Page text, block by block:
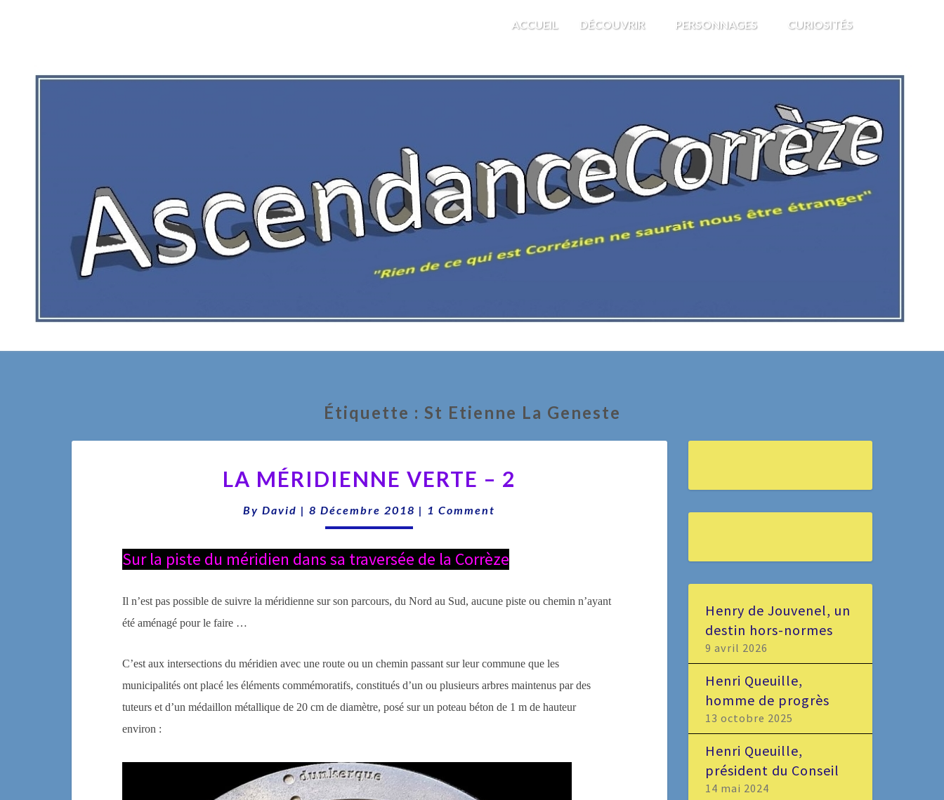
ACCUEIL DÉCOUVRIR PERSONNAGES CURIOSITÉS
Étiquette : St Etienne La Geneste
MÉRIDIENNE
–
2
LA MÉRIDIENNE VERTE – 2
ByDavid |8 Décembre 2018 | Comments
1 Comment
Sur la piste du méridien dans sa traversée de la Corrèze
Il n’est pas possible de suivre la méridienne sur son parcours, du Nord au Sud, aucune piste ou chemin n’ayant
été aménagé pour le faire …
C’est aux intersections du méridien avec une route ou un chemin passant sur leur commune que les
municipalités ont placé les éléments commémoratifs, constitués d’un ou plusieurs arbres maintenus par des
tuteurs et d’un médaillon métallique de 20 cm de diamètre, posé sur un poteau béton de 1 m de hauteur
environ :
Henry de Jouvenel, un
destin hors-normes
9 avril 2026
Henri Queuille,
homme de progrès
13 octobre 2025
Henri Queuille,
président du Conseil
14 mai 2024